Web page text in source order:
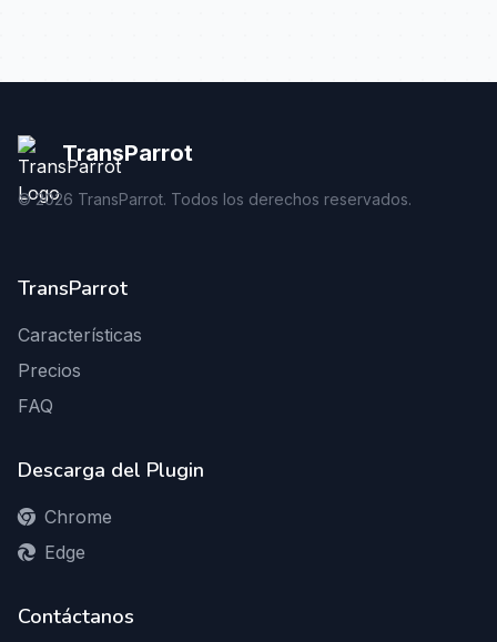
TransParrot
©2026 TransParrot. Todos los derechos reservados.
TransParrot
Características
Precios
FAQ
Descarga del Plugin
Chrome
Edge
Contáctanos